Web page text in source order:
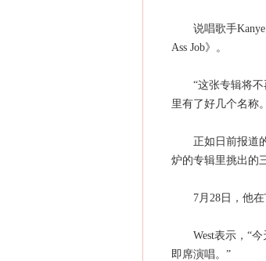
说唱歌手Kanye
Ass Job》。
“这张专辑将不再
里有了好几个名称
正如日前报道的
炉的专辑里挑出的
7月28日，他在
West表示，“今
即席演唱。”